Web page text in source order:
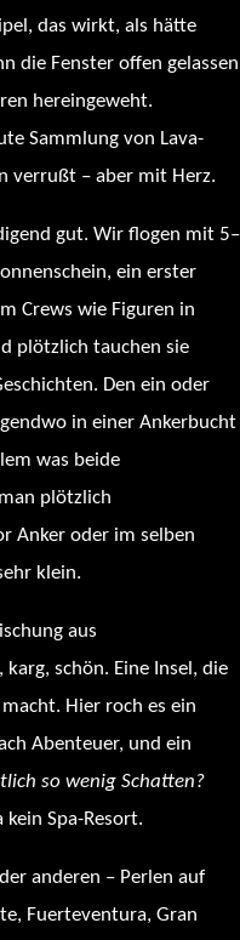
das wirkt, als hätte
die Fenster offen gelassen
hereingeweht.
Sammlung von Lava-
verrußt – aber mit Herz.
gut. Wir flogen mit 5–
ein erster
Crews wie Figuren in
plötzlich tauchen sie
Den ein oder
in einer Ankerbucht
was beide
plötzlich
Anker oder im selben
klein.
aus
schön. Eine Insel, die
Hier roch es ein
Abenteuer, und ein
so wenig Schatten?
Spa-Resort.
anderen – Perlen auf
Fuerteventura, Gran